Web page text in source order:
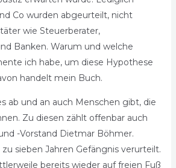
Co wurden abgeurteilt, nicht
wie Steuerberater,
Banken. Warum und welche
ich habe, um diese Hypothese
handelt mein Buch.
ab und an auch Menschen gibt, die
Zu diesen zählt offenbar auch
-Vorstand Dietmar Böhmer.
sieben Jahren Gefängnis verurteilt.
bereits wieder auf freien Fuß